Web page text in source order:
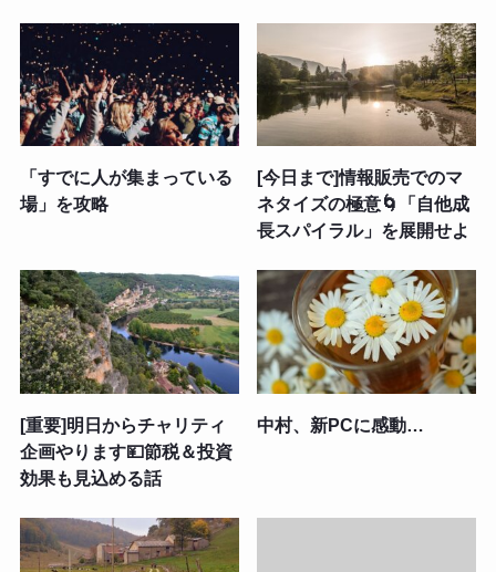
「すでに人が集まっている
場」を攻略
[今日まで]情報販売でのマ
ネタイズの極意🌀「自他成
長スパイラル」を展開せよ
[重要]明日からチャリティ
企画やります💴節税＆投資
効果も見込める話
中村、新PCに感動…